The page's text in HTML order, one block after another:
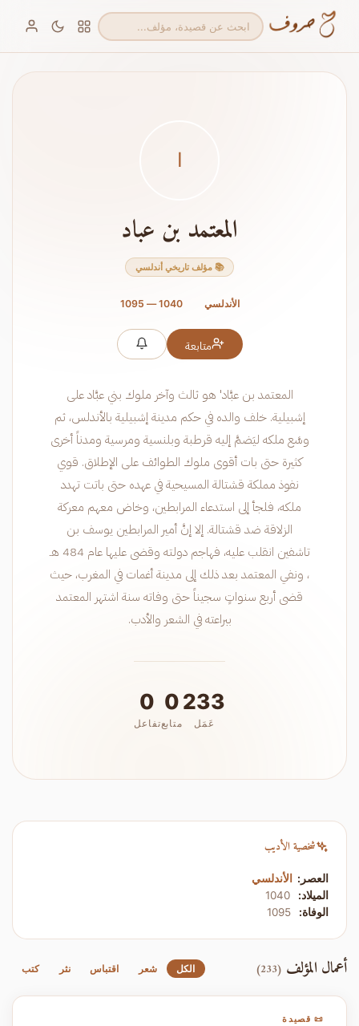
ا
المعتمد بن عباد
📚 مؤلف تاريخي أندلسي
الأندلسي 1040 — 1095
متابعة
المعتمد بن عبَّاد' هو ثالث وآخر ملوك بني عبَّاد على
إشبيلية. خلف والده في حكم مدينة إشبيلية بالأندلس، ثم
وسَّع ملكه ليَضمَّ إليه قرطبة وبلنسية ومرسية ومدناً أخرى
كثيرة حتى بات أقوى ملوك الطوائف على الإطلاق. قوي
نفوذ مملكة قشتالة المسيحية في عهده حتى باتت تهدد
ملكه، فلجأ إلى استدعاء المرابطين، وخاض معهم معركة
الزلاقة ضد قشتالة. إلا إنَّ أمير المرابطين يوسف بن
تاشفين انقلب عليه، فهاجم دولته وقضى عليها عام 484 هـ
، ونفي المعتمد بعد ذلك إلى مدينة أغمات في المغرب، حيث
قضى أربع سنواتٍ سجيناً حتى وفاته سنة اشتهر المعتمد
ببراعته في الشعر والأدب.
233
عَمَل
0
متابع
0
تفاعل
شخصية الأديب
العصر:
الأندلسي
الميلاد:
الوفاة:
أعمال المؤلف (233) الكل شعر اقتباس نثر كتب
📜 قصيدة